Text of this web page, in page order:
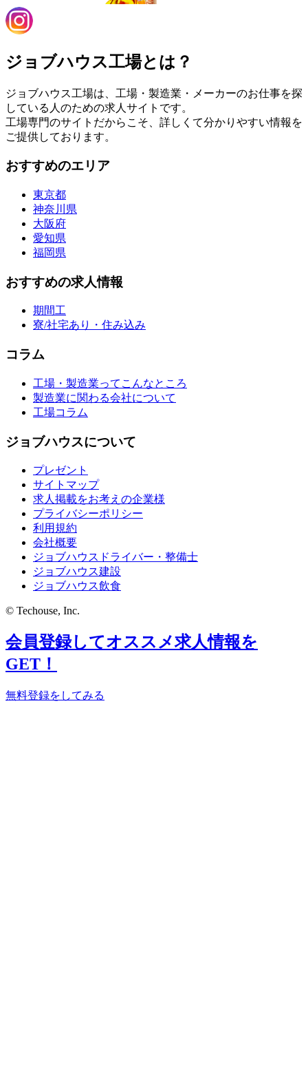
ジョブハウス工場とは？
ジョブハウス工場は、工場・製造業・メーカーのお仕事を探
している人のための求人サイトです。
工場専門のサイトだからこそ、詳しくて分かりやすい情報を
ご提供しております。
おすすめのエリア
東京都
神奈川県
大阪府
愛知県
福岡県
おすすめの求人情報
期間工
寮/社宅あり・住み込み
コラム
工場・製造業ってこんなところ
製造業に関わる会社について
工場コラム
ジョブハウスについて
プレゼント
サイトマップ
求人掲載をお考えの企業様
プライバシーポリシー
利用規約
会社概要
ジョブハウスドライバー・整備士
ジョブハウス建設
ジョブハウス飲食
© Techouse, Inc.
会員登録してオススメ求人情報を
GET！
無料登録をしてみる